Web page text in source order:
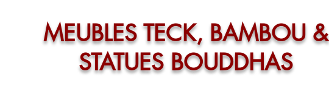
MEUBLES TECK, BAMBOU &
STATUES BOUDDHAS